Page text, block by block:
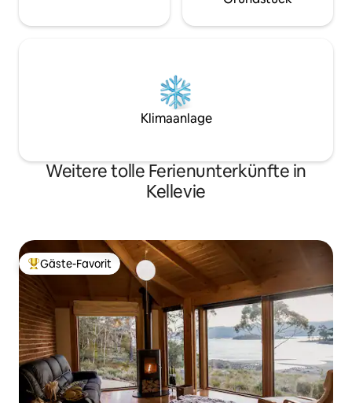
Klimaanlage
Weitere tolle Ferienunterkünfte in
Kellevie
Beliebter Gäste-Favorit.
Gäste-Favorit